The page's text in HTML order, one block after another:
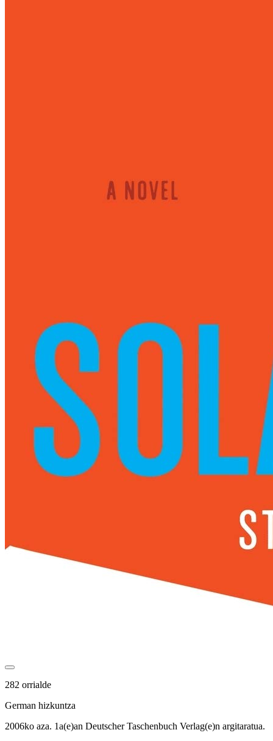
282 orrialde
German hizkuntza
2006ko aza. 1a(e)an Deutscher Taschenbuch Verlag(e)n argitaratua.